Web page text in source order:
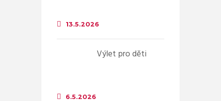
13.5.2026
Výlet pro děti
6.5.2026